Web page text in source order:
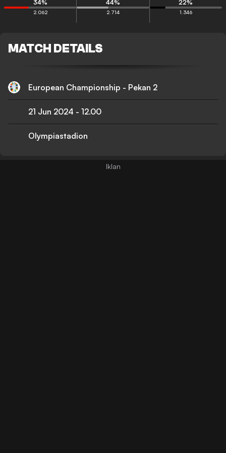
34%
2.062
44%
2.714
22%
1.346
MATCH DETAILS
European Championship - Pekan 2
21 Jun 2024 - 12.00
Olympiastadion